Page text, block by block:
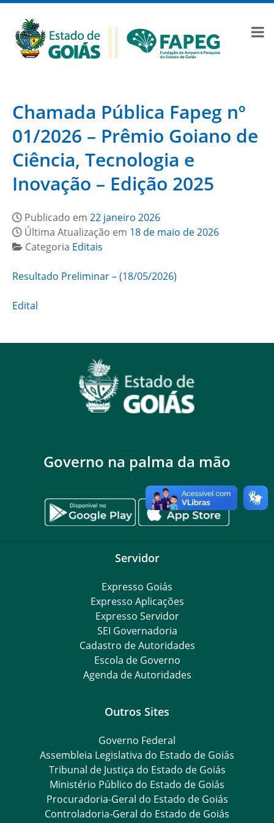
Chamada Pública Fapeg nº
01/2026 – Prêmio Goiano de
Ciência, Tecnologia e
Inovação – Edição 2025
Publicado em 22 janeiro 2026
Última Atualização em 18 de maio de 2026
Categoria Editais
Resultado Preliminar – (18/05/2026)
Edital
Governo na palma da mão
Servidor
Expresso Goiás
Expresso Aplicações
Expresso Servidor
SEI Governadoria
Cadastro de Autoridades
Escola de Governo
Agenda de Autoridades
Outros Sites
Governo Federal
Assembleia Legislativa do Estado de Goiás
Tribunal de Justiça do Estado de Goiás
Ministério Público do Estado de Goiás
Procuradoria-Geral do Estado de Goiás
Controladoria-Geral do Estado de Goiás